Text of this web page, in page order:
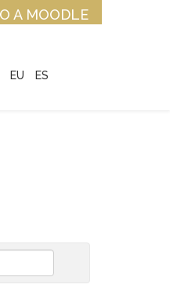
A MOODLE
EU ES